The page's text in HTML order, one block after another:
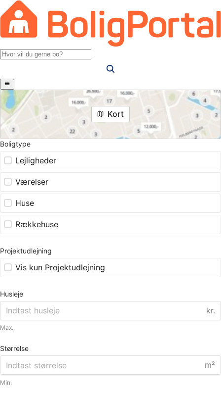
Kort
Boligtype
Lejligheder
Værelser
Huse
Rækkehuse
Projektudlejning
Vis kun Projektudlejning
Husleje
kr.
Max.
Størrelse
m²
Min.